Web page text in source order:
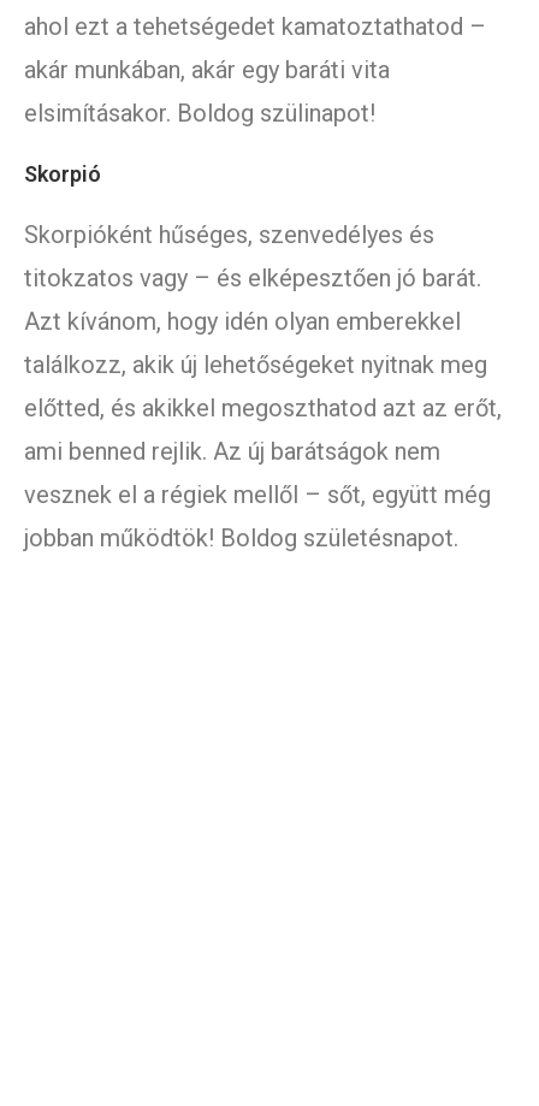
ahol ezt a tehetségedet kamatoztathatod –
akár munkában, akár egy baráti vita
elsimításakor. Boldog szülinapot!
Skorpió
Skorpióként hűséges, szenvedélyes és
titokzatos vagy – és elképesztően jó barát.
Azt kívánom, hogy idén olyan emberekkel
találkozz, akik új lehetőségeket nyitnak meg
előtted, és akikkel megoszthatod azt az erőt,
ami benned rejlik. Az új barátságok nem
vesznek el a régiek mellől – sőt, együtt még
jobban működtök! Boldog születésnapot.